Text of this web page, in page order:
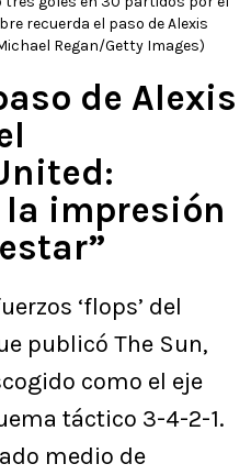
recuerda el paso de Alexis
Regan/Getty Images)
de Alexis
impresión
‘flops’ del
publicó The Sun,
como el eje
táctico 3-4-2-1.
medio de